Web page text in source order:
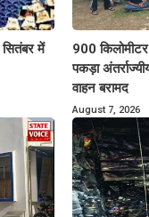
में
900
पकड़ा
वाहन बरामद
August 7, 2026